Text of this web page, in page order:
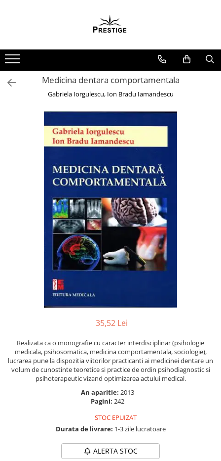
Noutati
Promotii
Pachete Speciale Carti
Spiritualitate - Ezoterism
Chiromantie
Dezvoltare Spirituala
KidConnection
New Illuminati Files
Parapsihologie
ScienceConnection
SelfConnect
SelfHealing
Medicina dentara comportamentala
Gabriela Iorgulescu, Ion Bradu Iamandescu
35,52 Lei
Realizata ca o monografie cu caracter interdisciplinar (psihologie
medicala, psihosomatica, medicina comportamentala, sociologie),
lucrarea pune la dispozitia viitorilor practicanti ai medicinei dentare un
volum de cunostinte teoretice si practice de ordin psihodiagnostic si
psihoterapeutic vizand optimizarea actului medical.
An aparitie: 2013
Pagini: 242
STOC EPUIZAT
Durata de livrare: 1-3 zile lucratoare
ALERTA STOC